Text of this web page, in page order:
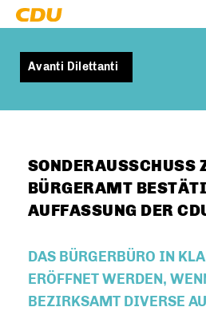
Avanti Dilettanti
SONDERAUSSCHUSS
BÜRGERAMT
AUFFASSUNG DER
DAS BÜRGERBÜRO IN
ERÖFFNET WERDEN,
BEZIRKSAMT DIVERSE